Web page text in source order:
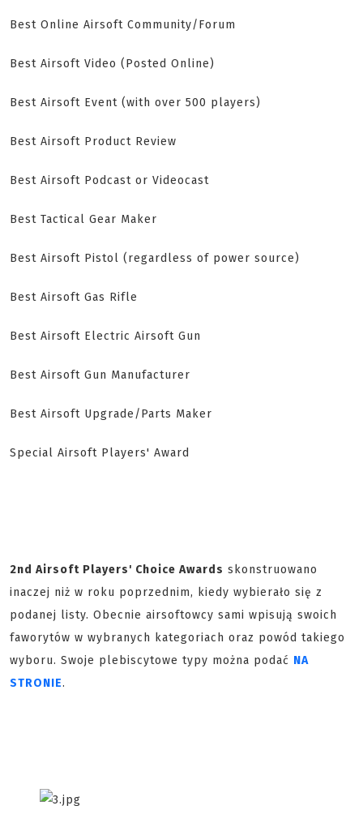
Best Online Airsoft Community/Forum
Best Airsoft Video (Posted Online)
Best Airsoft Event (with over 500 players)
Best Airsoft Product Review
Best Airsoft Podcast or Videocast
Best Tactical Gear Maker
Best Airsoft Pistol (regardless of power source)
Best Airsoft Gas Rifle
Best Airsoft Electric Airsoft Gun
Best Airsoft Gun Manufacturer
Best Airsoft Upgrade/Parts Maker
Special Airsoft Players' Award
2nd Airsoft Players' Choice Awards skonstruowano
inaczej niż w roku poprzednim, kiedy wybierało się z
podanej listy. Obecnie airsoftowcy sami wpisują swoich
faworytów w wybranych kategoriach oraz powód takiego
wyboru. Swoje plebiscytowe typy można podać NA
STRONIE.